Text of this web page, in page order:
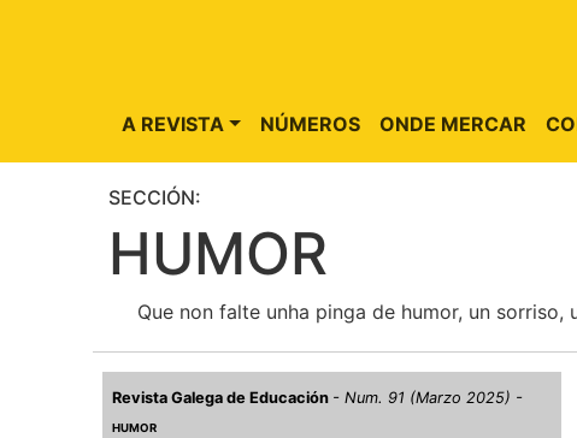
A REVISTA NÚMEROS ONDE MERCAR
SECCIÓN:
HUMOR
Que non falte unha pinga de humor, un
Revista Galega de Educación Num. 91 (Marzo 2025)
HUMOR